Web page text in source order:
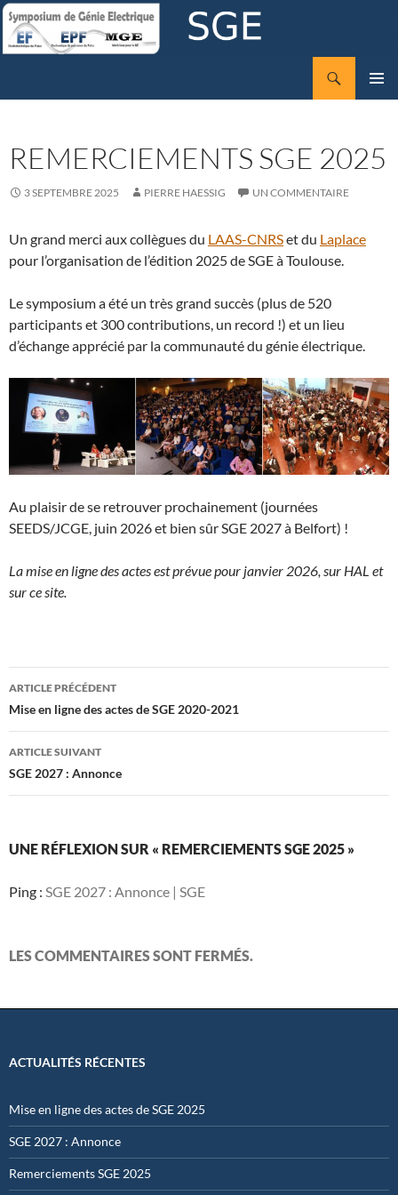
Aller
au
contenu
REMERCIEMENTS SGE 2025
3 SEPTEMBRE 2025 PIERRE HAESSIG UN COMMENTAIRE
Un grand merci aux collègues du LAAS-CNRSet du Laplace
pour l’organisation de l’édition 2025 de SGE à Toulouse.
Le symposium a été un très grand succès (plus de 520
participants et 300 contributions, un record !) et un lieu
d’échange apprécié par la communauté du génie électrique.
Au plaisir de se retrouver prochainement (journées
SEEDS/JCGE, juin 2026 et bien sûr SGE 2027 à Belfort) !
La mise en ligne des actes est prévue pour janvier 2026, sur HAL et
sur ce site.
Navigation
des
articles
ARTICLE PRÉCÉDENT
Mise en ligne des actes de SGE 2020-2021
ARTICLE SUIVANT
SGE 2027 : Annonce
UNE RÉFLEXION SUR « REMERCIEMENTS SGE 2025 »
Ping : SGE 2027 : Annonce | SGE
LES COMMENTAIRES SONT FERMÉS.
ACTUALITÉS RÉCENTES
Mise en ligne des actes de SGE 2025
SGE 2027 : Annonce
Remerciements SGE 2025